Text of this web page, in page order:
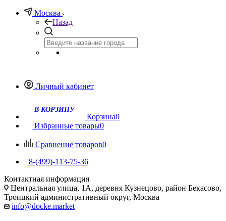
Москва
Назад
Личный кабинет
Корзина0
Избранные товары0
Сравнение товаров0
8-(499)-113-75-36
Контактная информация
Центральная улица, 1А, деревня Кузнецово, район Бекасово,
Троицкий административный округ, Москва
info@docke.market